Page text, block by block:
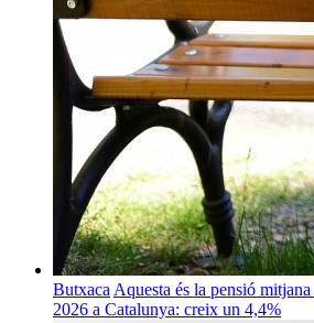
Butxaca Aquesta és la pensió
2026 a Catalunya: creix un 4,4%